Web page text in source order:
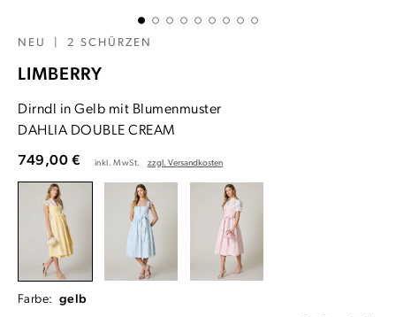
NEU 2 SCHÜRZEN
LIMBERRY
Dirndl in Gelb mit Blumenmuster
DAHLIA DOUBLE CREAM
749,00 € inkl. MwSt. zzgl. Versandkosten
Farbe: gelb